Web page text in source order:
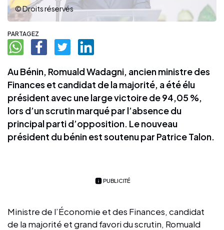
© Droits réservés
PARTAGEZ
Au Bénin, Romuald Wadagni, ancien ministre des
Finances et candidat de la majorité, a été élu
président avec une large victoire de 94,05 %,
lors d’un scrutin marqué par l’absence du
principal parti d’opposition. Le nouveau
président du bénin est soutenu par Patrice Talon.
PUBLICITÉ
Ministre de l’Économie et des Finances, candidat
de la majorité et grand favori du scrutin, Romuald